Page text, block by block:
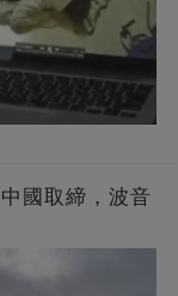
國取締，波音